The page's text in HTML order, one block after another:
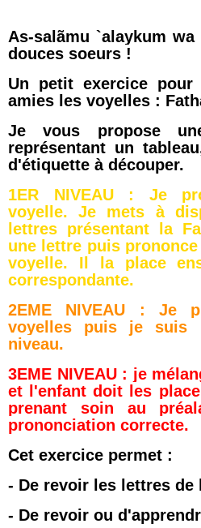
As-salãmu `alaykum
douces soeurs !
Un petit exercice
amies les voyelles :
Je vous propose
représentant un
d'étiquette à découper.
1ER NIVEAU : Je
voyelle. Je mets à
lettres présentant la
une lettre puis
voyelle. Il la place
correspondante.
2EME NIVEAU : Je
voyelles puis je suis
niveau.
3EME NIVEAU : je
et l'enfant doit les
prenant soin au
prononciation correcte.
Cet exercice permet :
- De revoir les lettres de
- De revoir ou